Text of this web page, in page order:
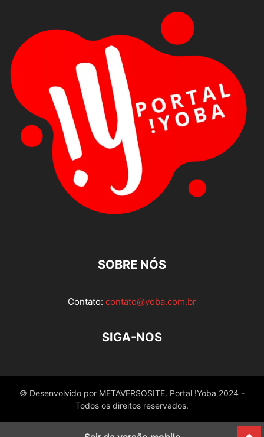
SOBRE NÓS
Contato: contato@yoba.com.br
SIGA-NOS
© Desenvolvido por METAVERSOSITE. Portal !Yoba 2024 -
Todos os direitos reservados.